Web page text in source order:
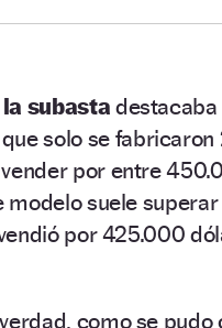
subasta destacaba
solo se fabricaron
por entre
modelo suele
por 425.000
como se